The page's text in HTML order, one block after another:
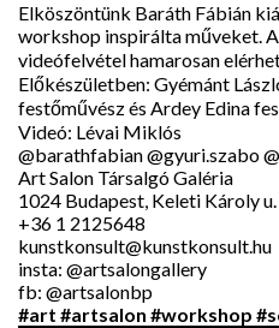
Elköszöntünk Baráth Fábián
workshop inspirálta műveket.
videófelvétel hamarosan
Előkészületben: Gyémánt
festőművész és Ardey Edina
Videó: Lévai Miklós
@barathfabian @gyuri.szabo
Art Salon Társalgó Galéria
1024 Budapest, Keleti Károly
+36 1 2125648
kunstkonsult@kunstkonsult.hu
insta: @artsalongallery
fb: @artsalonbp
#art #artsalon #workshop